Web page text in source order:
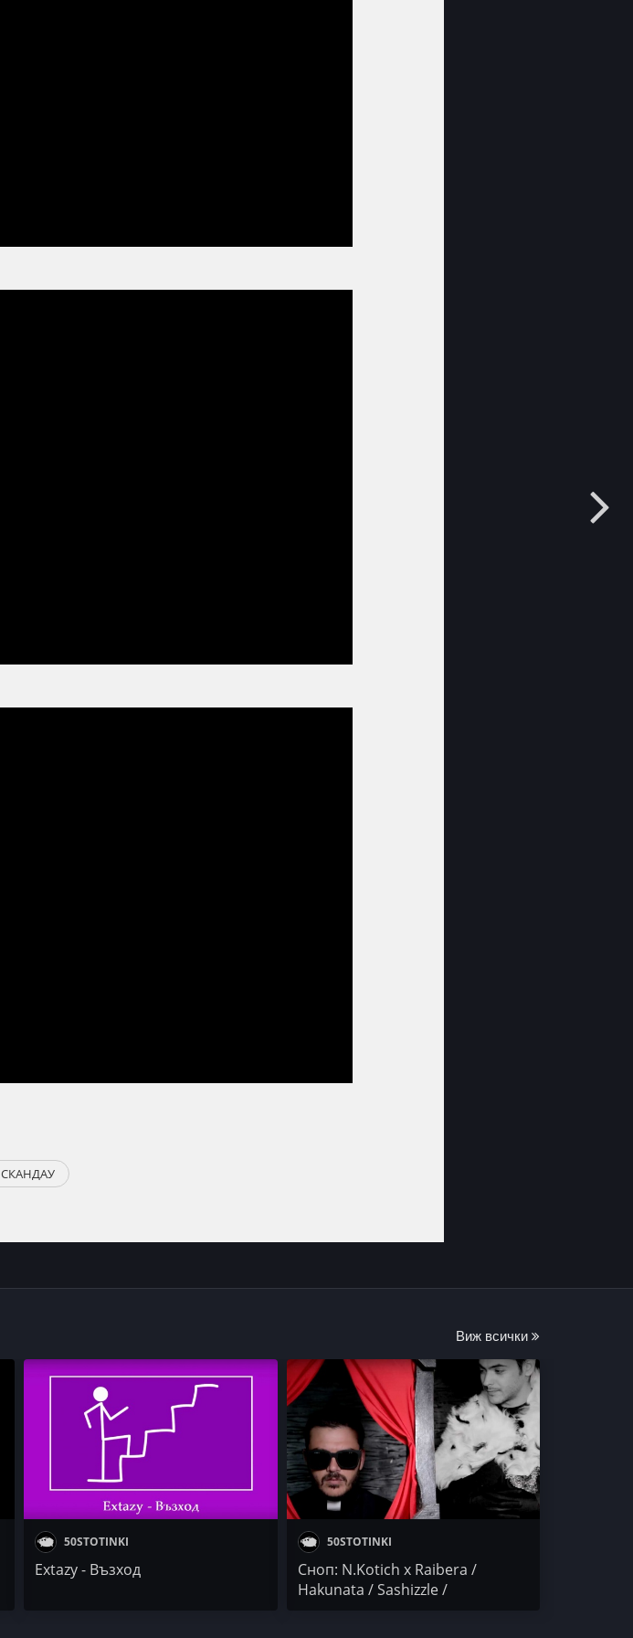
СКАНДАУ
Виж всички
50STOTINKI
Extazy - Възход
50STOTINKI
Сноп: N.Kotich x Raibera /
Hakunata / Sashizzle /